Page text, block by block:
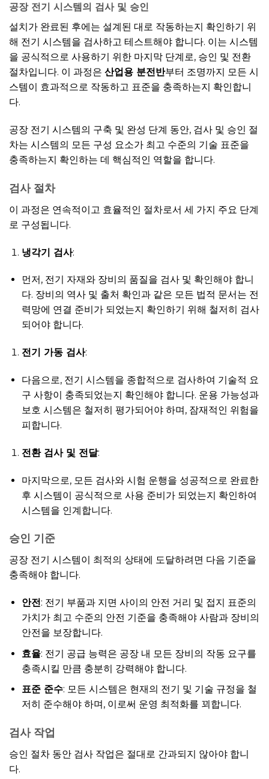
공장 전기 시스템의 검사 및 승인
설치가 완료된 후에는 설계된 대로 작동하는지 확인하기 위
해 전기 시스템을 검사하고 테스트해야 합니다. 이는 시스템
을 공식적으로 사용하기 위한 마지막 단계로, 승인 및 전환
절차입니다. 이 과정은 산업용 분전반부터 조명까지 모든 시
스템이 효과적으로 작동하고 표준을 충족하는지 확인합니
다.
공장 전기 시스템의 구축 및 완성 단계 동안, 검사 및 승인 절
차는 시스템의 모든 구성 요소가 최고 수준의 기술 표준을
충족하는지 확인하는 데 핵심적인 역할을 합니다.
검사 절차
이 과정은 연속적이고 효율적인 절차로서 세 가지 주요 단계
로 구성됩니다.
냉각기 검사:
먼저, 전기 자재와 장비의 품질을 검사 및 확인해야 합니
다. 장비의 역사 및 출처 확인과 같은 모든 법적 문서는 전
력망에 연결 준비가 되었는지 확인하기 위해 철저히 검사
되어야 합니다.
전기 가동 검사:
다음으로, 전기 시스템을 종합적으로 검사하여 기술적 요
구 사항이 충족되었는지 확인해야 합니다. 운용 가능성과
보호 시스템은 철저히 평가되어야 하며, 잠재적인 위험을
피합니다.
전환 검사 및 전달:
마지막으로, 모든 검사와 시험 운행을 성공적으로 완료한
후 시스템이 공식적으로 사용 준비가 되었는지 확인하여
시스템을 인계합니다.
승인 기준
공장 전기 시스템이 최적의 상태에 도달하려면 다음 기준을
충족해야 합니다.
안전: 전기 부품과 지면 사이의 안전 거리 및 접지 표준의
가치가 최고 수준의 안전 기준을 충족해야 사람과 장비의
안전을 보장합니다.
효율: 전기 공급 능력은 공장 내 모든 장비의 작동 요구를
충족시킬 만큼 충분히 강력해야 합니다.
표준 준수: 모든 시스템은 현재의 전기 및 기술 규정을 철
저히 준수해야 하며, 이로써 운영 최적화를 꾀합니다.
검사 작업
승인 절차 동안 검사 작업은 절대로 간과되지 않아야 합니
다.